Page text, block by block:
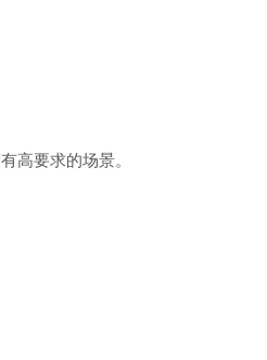
高要求的场景。